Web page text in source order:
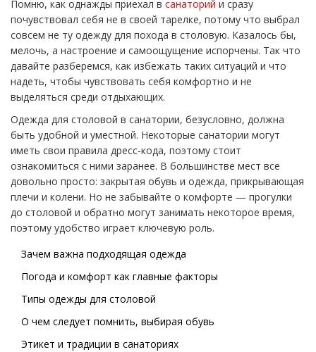
Помню, как однажды приехал в санаторий и сразу
почувствовал себя не в своей тарелке, потому что выбрал
совсем не ту одежду для похода в столовую. Казалось бы,
мелочь, а настроение и самоощущение испорчены. Так что
давайте разберемся, как избежать таких ситуаций и что
надеть, чтобы чувствовать себя комфортно и не
выделяться среди отдыхающих.
Одежда для столовой в санатории, безусловно, должна
быть удобной и уместной. Некоторые санатории могут
иметь свои правила дресс-кода, поэтому стоит
ознакомиться с ними заранее. В большинстве мест все
довольно просто: закрытая обувь и одежда, прикрывающая
плечи и колени. Но не забывайте о комфорте — прогулки
до столовой и обратно могут занимать некоторое время,
поэтому удобство играет ключевую роль.
Зачем важна подходящая одежда
Погода и комфорт как главные факторы
Типы одежды для столовой
О чем следует помнить, выбирая обувь
Этикет и традиции в санаториях